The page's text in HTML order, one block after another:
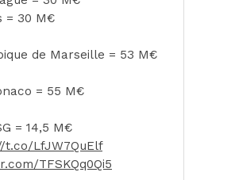
= 30 M€
de Marseille = 53 M€
= 55 M€
= 14,5 M€
t.co/LfJW7QuElf
TFSKQq0Qi5